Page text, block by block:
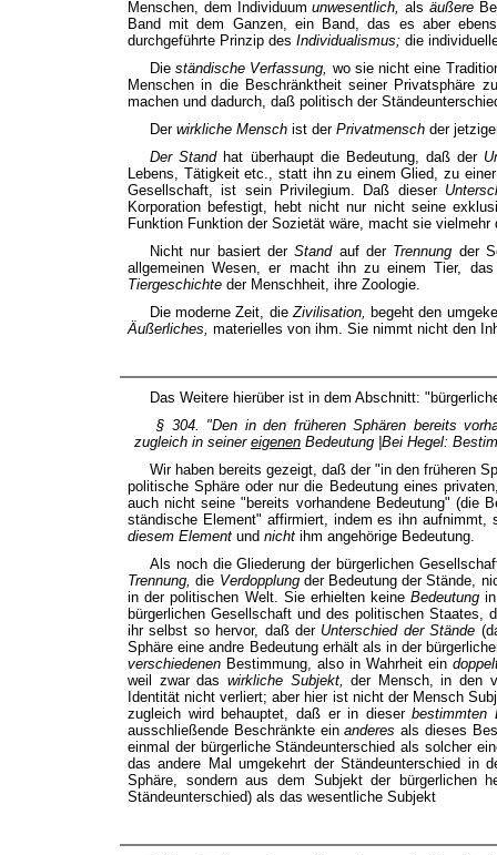
Menschen, dem Individuumunwesentlich,als äußere
Band mit dem Ganzen, ein Band, das es aber
durchgeführte Prinzip des Individualismus; die
Dieständische Verfassung, wo sie nicht eine
Menschen in die Beschränktheit seiner Privatsphäre
machen und dadurch, daß politisch der
Der wirkliche Mensch ist der Privatmensch der
Der Stand hat überhaupt die Bedeutung, daß der
Lebens, Tätigkeit etc., statt ihn zu einem Glied, zu
Gesellschaft, ist sein Privilegium. Daß dieser
Korporation befestigt, hebt nicht nur nicht seine
Funktion Funktion der Sozietät wäre, macht sie
Nicht nur basiert derStand auf der Trennung der
allgemeinen Wesen, er macht ihn zu einem Tier,
Tiergeschichte der Menschheit, ihre Zoologie.
Die moderne Zeit, die Zivilisation,
begeht den
Äußerliches, materielles von ihm. Sie nimmt nicht den
Das Weitere hierüber ist in dem Abschnitt:
§ 304. "Den in den früheren Sphären bereits
zugleich in seiner eigenen Bedeutung |Bei Hegel:
Wir haben bereits gezeigt, daß der "in den früheren
politische Sphäre oder nur die Bedeutung eines
auch nicht seine "bereits vorhandene Bedeutung" (die
ständische Element" affirmiert, indem es ihn
diesem Element und nicht ihm angehörige Bedeutung.
Als noch die Gliederung der bürgerlichen
Trennung,die Verdopplung der Bedeutung der Stände,
in der politischen Welt. Sie erhielten keineBedeutung
bürgerlichen Gesellschaft und des politischen Staates,
ihr selbst so hervor, daß der Unterschied der Stände
Sphäre eine andre Bedeutung erhält als in der
verschiedenen Bestimmung, also in Wahrheit ein
weil zwar das wirkliche Subjekt,der Mensch, in den
Identität nicht verliert; aber hier ist nicht der Mensch
zugleich wird behauptet, daß er in dieser
ausschließende Beschränkte einanderesals dieses
einmal der bürgerliche Ständeunterschied als solcher
das andere Mal umgekehrt der Ständeunterschied in
Sphäre, sondern aus dem Subjekt der bürgerlichen
Ständeunterschied) als das wesentliche Subjekt